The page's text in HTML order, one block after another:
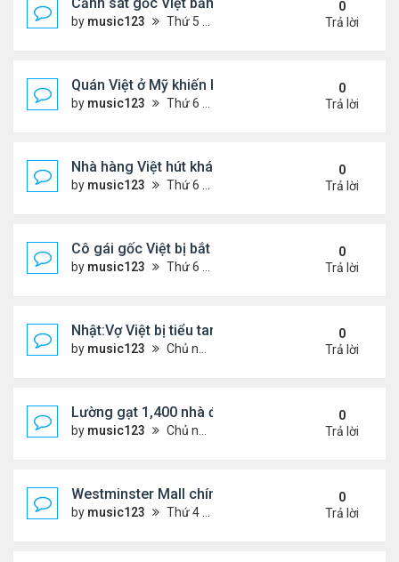
by music123 Thứ 5 Tháng 11 13, 2025 2:21 pm
0
Trả lời
Quán Việt ở Mỹ khiến khách đặt hàng trước cả
by music123 Thứ 6 Tháng 11 07, 2025 7:42 pm
0
Trả lời
Nhà hàng Việt hút khách ở Đức
by music123 Thứ 6 Tháng 11 07, 2025 7:38 pm
0
Trả lời
Cô gái gốc Việt bị bắt sau vụ xả súng ..
by music123 Thứ 6 Tháng 11 07, 2025 7:33 pm
0
Trả lời
Nhật:Vợ Việt bị tiểu tam sát hại thê thảm
by music123 Chủ nhật Tháng 11 02, 2025 6:36 pm
0
Trả lời
Lường gạt 1,400 nhà đầu tư, 2 ông bà gốc Việt ở
by music123 Chủ nhật Tháng 11 02, 2025 6:27 pm
0
Trả lời
Westminster Mall chính thức đóng cửa
by music123 Thứ 4 Tháng 10 22, 2025 6:55 pm
0
Trả lời